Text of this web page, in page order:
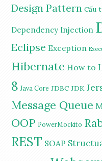
Design Pattern Cấu
Dependency Injection
Eclipse Exception
Hibernate How to
8 Java Core JDBC JDK
Message Queue
OOP PowerMockito
REST SOAP